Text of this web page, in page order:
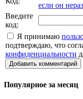
Введите
код:
Я принимаю
подтверждаю, что
конфиденциальности
Добавить комментарий
Популярное за месяц